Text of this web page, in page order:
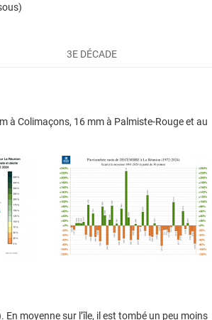
3E DÉCADE
à Colimaçons, 16 mm à Palmiste-Rouge et au
et Plaine des Palmistes, 8 mm à St-Benoît et
14 mm à Colimaçons ;
Nèfles St-Paul, Cilaos et au Guillaume ;
46 mm à Grand-Ilet, Bellevue Bras-Panon,
15 mm à St-François.
En moyenne sur l’île, il est tombé un peu moins